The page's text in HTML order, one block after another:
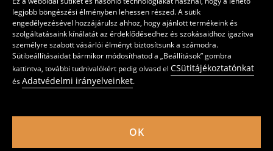
legjobb böngészési élményben lehessen részed. A sütik
engedélyezésével hozzájárulsz ahhoz, hogy ajánlott termékeink és
szolgáltatásaink kínálatát az érdeklődésedhez és szokásaidhoz igazítva
személyre szabott vásárlói élményt biztosítsunk a számodra.
Sütibeállításaidat bármikor módosíthatod a „Beállítások” gombra
kattintva, további tudnivalókért pedig olvasd el CSütitájékoztatónkat
ésAdatvédelmi irányelveinket.
OK